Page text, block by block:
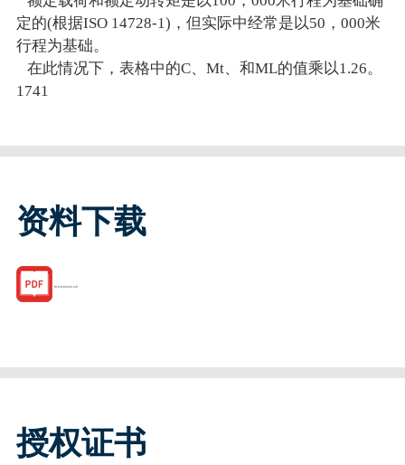
定的(根据ISO 14728-1)，但实际中经常是以50，000米
行程为基础。
在此情况下，表格中的C、Mt、和ML的值乘以1.26。
1741
资料下载
R163289420.pdf
授权证书